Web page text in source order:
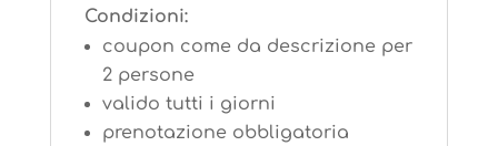
Condizioni:
coupon come da descrizione per
2 persone
valido tutti i giorni
prenotazione obbligatoria